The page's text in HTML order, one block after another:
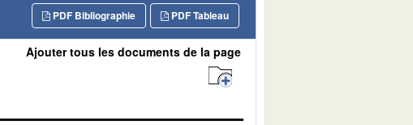
PDF Tableau
PDF Bibliographie
Ajouter tous les documents de la page